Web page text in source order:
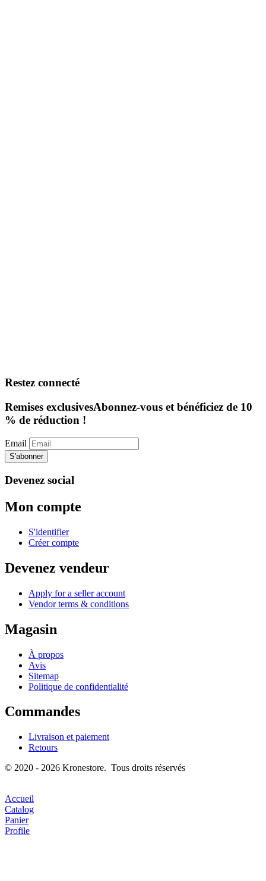
Restez connecté
Remises exclusivesAbonnez-vous et bénéficiez de 10
% de réduction !
Email
S'abonner
Devenez social
Mon compte
S'identifier
Créer compte
Devenez vendeur
Apply for a seller account
Vendor terms & conditions
Magasin
À propos
Avis
Sitemap
Politique de confidentialité
Commandes
Livraison et paiement
Retours
© 2020 - 2026 Kronestore. Tous droits réservés
Accueil
Catalog
Panier
Profile